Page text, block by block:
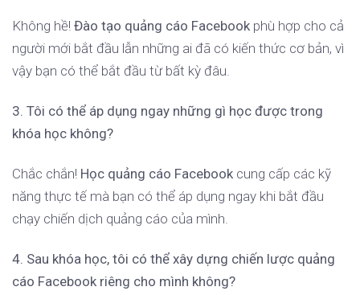
Không hề! Đào tạo quảng cáo Facebook phù hợp cho cả
người mới bắt đầu lẫn những ai đã có kiến thức cơ bản, vì
vậy bạn có thể bắt đầu từ bất kỳ đâu.
3. Tôi có thể áp dụng ngay những gì học được trong
khóa học không?
Chắc chắn! Học quảng cáo Facebook cung cấp các kỹ
năng thực tế mà bạn có thể áp dụng ngay khi bắt đầu
chạy chiến dịch quảng cáo của mình.
4. Sau khóa học, tôi có thể xây dựng chiến lược quảng
cáo Facebook riêng cho mình không?